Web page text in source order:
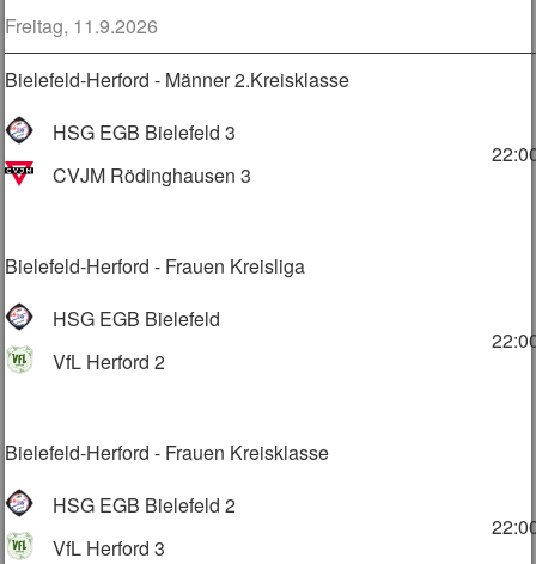
Freitag, 11.9.2026
Bielefeld-Herford - Männer 2.Kreisklasse
HSG EGB Bielefeld 3
CVJM Rödinghausen 3
Bielefeld-Herford - Frauen Kreisliga
HSG EGB Bielefeld
VfL Herford 2
Bielefeld-Herford - Frauen Kreisklasse
HSG EGB Bielefeld 2
VfL Herford 3